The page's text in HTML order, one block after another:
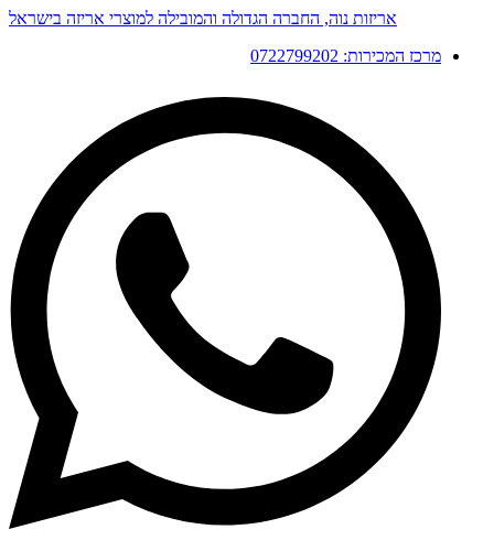
אריזות נוה, החברה הגדולה והמובילה למוצרי אריזה בישראל
מרכז המכירות: 0722799202